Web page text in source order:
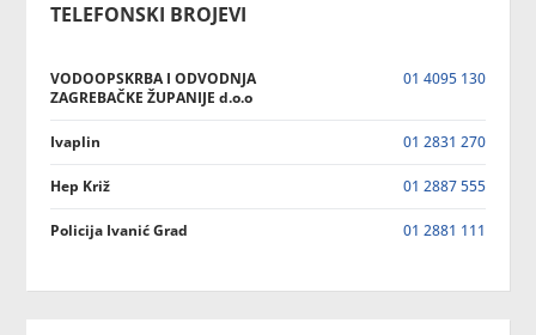
TELEFONSKI BROJEVI
VODOOPSKRBA I ODVODNJA
ZAGREBAČKE ŽUPANIJE d.o.o
01 4095 130
Ivaplin 01 2831 270
Hep Križ 01 2887 555
Policija Ivanić Grad 01 2881 111